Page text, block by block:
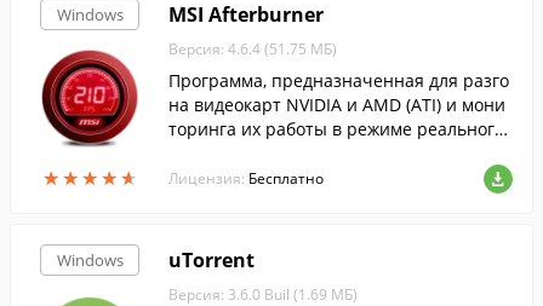
Windows
★★★★★
★★★★★
MSI Afterburner
Версия: 4.6.4 (51.75 МБ)
Программа, предназначенная для разго
на видеокарт NVIDIA и AMD (ATI) и мони
торинга их работы в режиме реального
Лицензия: Бесплатно
Windows uTorrent
Версия: 3.6.0 Buil (1.69 МБ)